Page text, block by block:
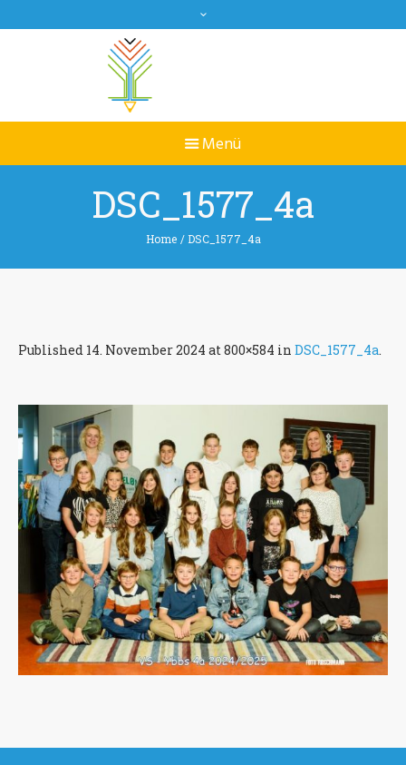
DSC_1577_4a
Home /DSC_1577_4a
Published 14. November 2024 at 800×584 in DSC_1577_4a.